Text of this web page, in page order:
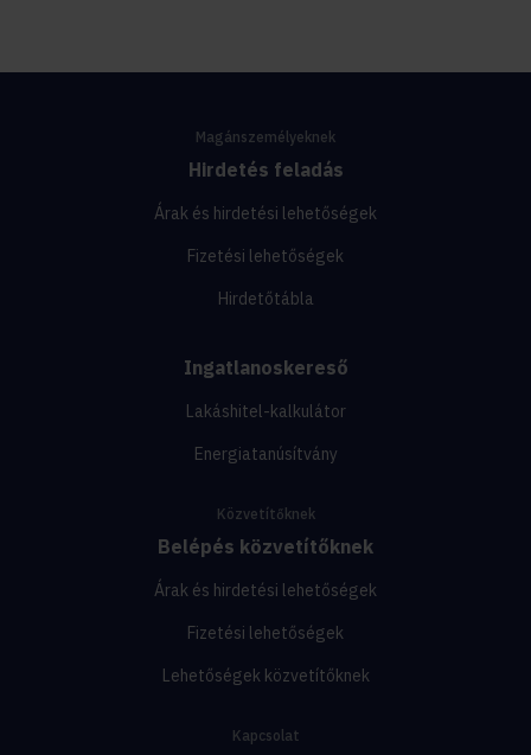
Magánszemélyeknek
Hirdetés feladás
Árak és hirdetési lehetőségek
Fizetési lehetőségek
Hirdetőtábla
Ingatlanoskereső
Lakáshitel-kalkulátor
Energiatanúsítvány
Közvetítőknek
Belépés közvetítőknek
Árak és hirdetési lehetőségek
Fizetési lehetőségek
Lehetőségek közvetítőknek
Kapcsolat